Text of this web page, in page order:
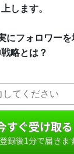
します。
にフォロワー
略とは？
すぐ受け取る
録後1分で届きま